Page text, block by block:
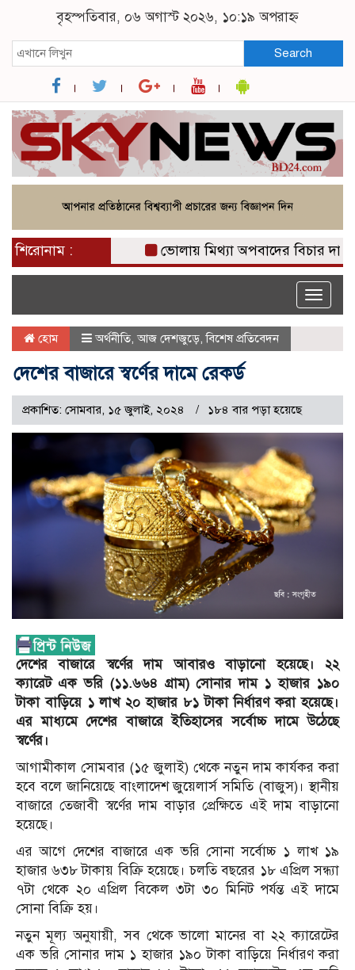
বৃহস্পতিবার, ০৬ অগাস্ট ২০২৬, ১০:১৯ অপরাহ্ন
Search
শিরোনাম : ভোলায় মিথ্যা অপবাদের বিচার দাবিতে
Toggle
হোম অর্থনীতি, আজ দেশজুড়ে,বিশেষ প্রতিবেদন
দেশের বাজারে স্বর্ণের দামে রেকর্ড
প্রকাশিত: সোমবার, ১৫ জুলাই, ২০২৪ ১৮৪ বার পড়া হয়েছে
দেশের বাজারে স্বর্ণের দাম আবারও বাড়ানো হয়েছে। ২২
ক্যারেট এক ভরি (১১.৬৬৪ গ্রাম) সোনার দাম ১ হাজার ১৯০
টাকা বাড়িয়ে ১ লাখ ২০ হাজার ৮১ টাকা নির্ধারণ করা হয়েছে।
এর মাধ্যমে দেশের বাজারে ইতিহাসের সর্বোচ্চ দামে উঠেছে
স্বর্ণের।
আগামীকাল সোমবার (১৫ জুলাই) থেকে নতুন দাম কার্যকর করা
হবে বলে জানিয়েছে বাংলাদেশ জুয়েলার্স সমিতি (বাজুস)। স্থানীয়
বাজারে তেজাবী স্বর্ণের দাম বাড়ার প্রেক্ষিতে এই দাম বাড়ানো
হয়েছে।
এর আগে দেশের বাজারে এক ভরি সোনা সর্বোচ্চ ১ লাখ ১৯
হাজার ৬৩৮ টাকায় বিক্রি হয়েছে। চলতি বছরের ১৮ এপ্রিল সন্ধ্যা
৭টা থেকে ২০ এপ্রিল বিকেল ৩টা ৩০ মিনিট পর্যন্ত এই দামে
সোনা বিক্রি হয়।
নতুন মূল্য অনুযায়ী, সব থেকে ভালো মানের বা ২২ ক্যারেটের
এক ভরি সোনার দাম ১ হাজার ১৯০ টাকা বাড়িয়ে নির্ধারণ করা